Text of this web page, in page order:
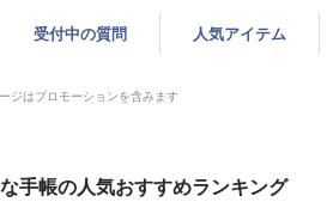
受付中の質問 人気アイテム
ジはプロモーションを含みます
手帳の人気おすすめランキング